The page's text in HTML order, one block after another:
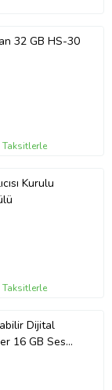
GB HS-30
Taksitlerle
Kurulu
Taksitlerle
Dijital
16 GB Ses
Özelliği